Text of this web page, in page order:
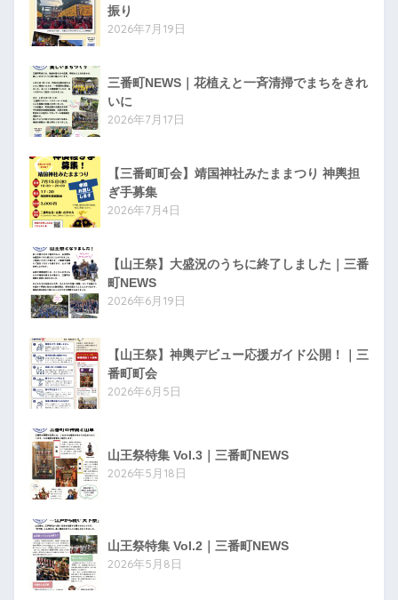
振り
2026年7月19日
三番町NEWS｜花植えと一斉清掃でまちをきれ
いに
2026年7月17日
【三番町町会】靖国神社みたままつり 神輿担
ぎ手募集
2026年7月4日
【山王祭】大盛況のうちに終了しました｜三番
町NEWS
2026年6月19日
【山王祭】神輿デビュー応援ガイド公開！｜三
番町町会
2026年6月5日
山王祭特集 Vol.3｜三番町NEWS
2026年5月18日
山王祭特集 Vol.2｜三番町NEWS
2026年5月8日